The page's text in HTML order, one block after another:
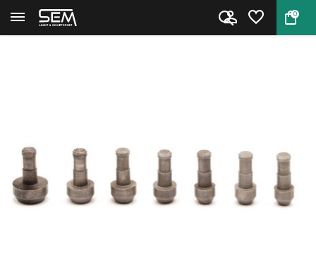
0
Terug Home